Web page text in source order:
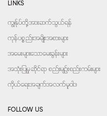
LINKS
ကျွန်ုပ်တို့အားဆက်သွယ်ရန်
ကုန်ပစ္စည်းအမျိုးအစားများ
အမေးများသောမေးခွန်းများ
အသုံးပြုမှုဆိုင်ရာ စည်းမျဉ်းစည်းကမ်းများ
ကိုယ်ရေးအချက်အလက်မူဝါဒ
FOLLOW US